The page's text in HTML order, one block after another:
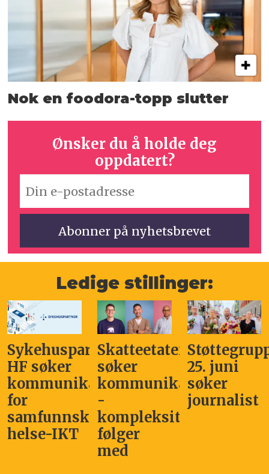
Nok en foodora-topp slutter
Ønsker du å holde deg
oppdatert?
Ledige stillinger:
Sykehuspartner
HF søker
kommunikasjonssjef
for
samfunnskritisk
helse-IKT
Skatteetaten
søker
kommunikasjonsleder
-
kompleksitet
følger
med
25. juni
søker
journalist